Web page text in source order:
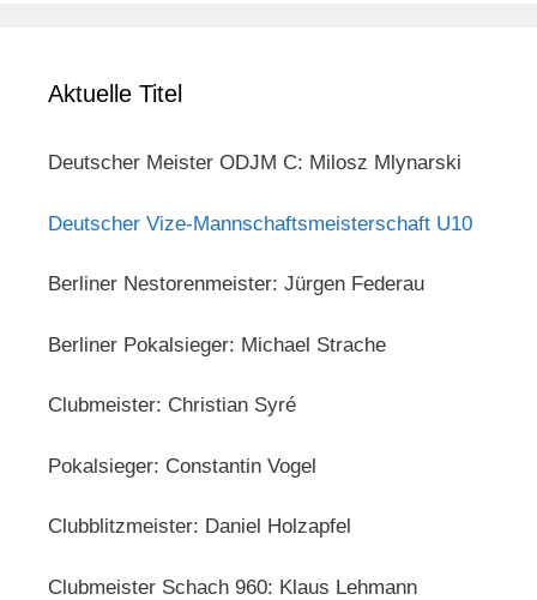
Aktuelle Titel
Deutscher Meister ODJM C: Milosz Mlynarski
Deutscher Vize-Mannschaftsmeisterschaft U10
Berliner Nestorenmeister: Jürgen Federau
Berliner Pokalsieger: Michael Strache
Clubmeister: Christian Syré
Pokalsieger: Constantin Vogel
Clubblitzmeister: Daniel Holzapfel
Clubmeister Schach 960: Klaus Lehmann